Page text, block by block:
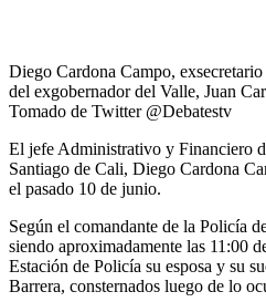
Diego Cardona Campo,
del exgobernador del Valle, Juan
Tomado de Twitter @Debatestv
El jefe Administrativo y Financiero
Santiago de Cali, Diego Cardona
el pasado 10 de junio.
Según el comandante de la Policía
siendo aproximadamente las 11:00
Estación de Policía su esposa y su
Barrera, consternados luego de lo